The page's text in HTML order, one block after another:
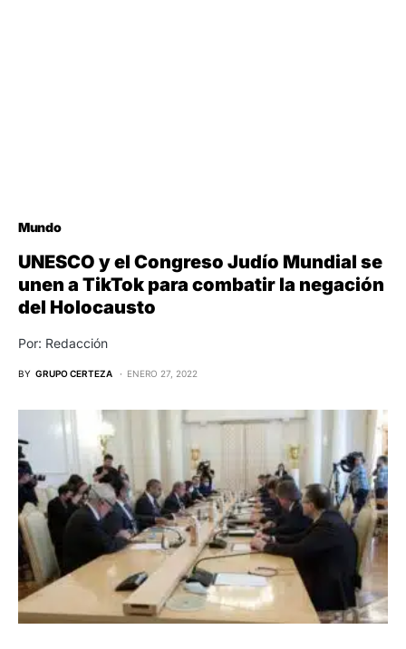
Mundo
UNESCO y el Congreso Judío Mundial se
unen a TikTok para combatir la negación
del Holocausto
Por: Redacción
BY GRUPO CERTEZA ENERO 27, 2022